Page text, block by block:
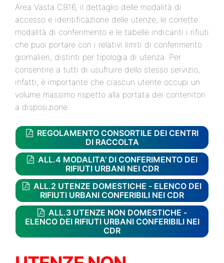
Area Vasta CB16, il dettaglio delle modalità di
accesso e identificazione delle utenze, le corrette
modalità di conferimento e le tabelle indicanti i rifiuti
che puoi portare con i relativi limiti di conferimento
giornalieri, distinti per tipologia di utenza. Per
consentire a tutti di usufruire dello stesso servizio,
infatti, è importante che ciascun utente occupi un
volume massimo rispetto alla portata dei contenitori
a disposizione.
REGOLAMENTO CONSORTILE DEI CENTRI
DI RACCOLTA
ALL.4 MODALITA' DI CONFERIMENTO DEI
RIFIUTI URBANI NEI CDR
ALL.2 UTENZE DOMESTICHE - ELENCO DEI
RIFIUTI URBANI CONFERIBILI NEI CDR
ALL.3 UTENZE NON DOMESTICHE -
ELENCO DEI RIFIUTI URBANI CONFERIBILI NEI
CDR